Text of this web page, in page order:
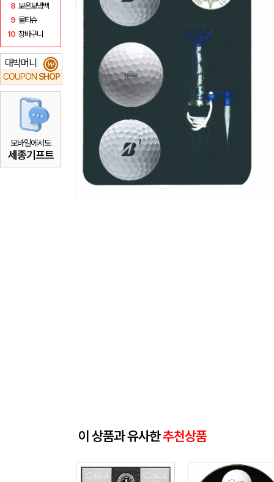
8 보온보냉백
9 물티슈
10 장바구니
대박머니
COUPON SHOP
₩
모바일에서도
세종기프트
이 상품과 유사한추천상품